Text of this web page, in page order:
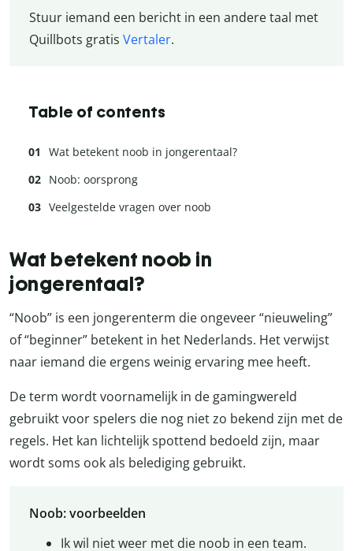
Stuur iemand een bericht in een andere taal met
Quillbots gratis Vertaler.
Table of contents
Wat betekent noob in jongerentaal?
Noob: oorsprong
Veelgestelde vragen over noob
Wat betekent noob in
jongerentaal?
“Noob” is een jongerenterm die ongeveer “nieuweling”
of “beginner” betekent in het Nederlands. Het verwijst
naar iemand die ergens weinig ervaring mee heeft.
De term wordt voornamelijk in de gamingwereld
gebruikt voor spelers die nog niet zo bekend zijn met de
regels. Het kan lichtelijk spottend bedoeld zijn, maar
wordt soms ook als belediging gebruikt.
Noob: voorbeelden
Ik wil niet weer met die noob in een team.